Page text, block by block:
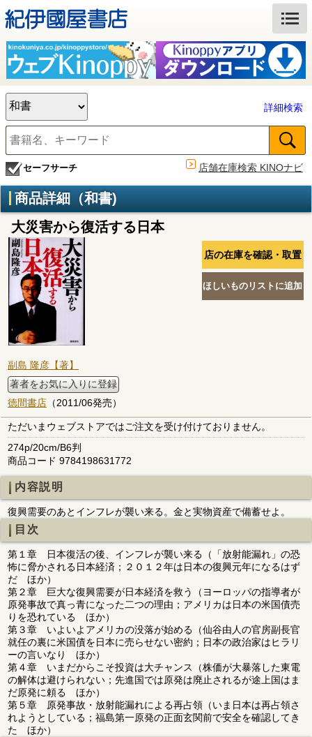
詳細検索
セーフサーチ 店舗在庫検索 KINOナビ
商品詳細（和書)
大災害から復活する日本
副島 隆彦【著】
著者をお気に入りに登録
徳間書店 （2011/06発売）
ただいまウェブストアではご注文を受け付けておりません。
274p/20cm/B6判
商品コード 9784198631772
内容説明
復興需要のあとインフレが襲い来る。金と実物資産で備蓄せよ。
目次
第１章 日本復活の後、インフレが襲い来る（「放射能漏れ」の恐
怖に脅かされる日本経済；２０１２年は日本の復興元年になるはず
だ ほか）
第２章 巨大な復興需要が日本経済を救う（ヨーロッパの指導者が
原発事故で真っ青になった二つの理由；アメリカは日本の米国債売
りを恐れている ほか）
第３章 いよいよアメリカの没落が始める（仙谷由人の官房副長官
就任の裏に米国債を日本に売らせない密約；日本の政治家はヒラリ
ーの言いなり ほか）
第４章 いまだからこそ投資は大チャンス（株価が大暴落した東電
の解体は避けられない；先進国では原発は廃止されるが途上国はま
だ原発に頼る ほか）
第５章 原発事故・放射能漏れによる再占領（いま日本は再占領さ
れようとしている；福島第一原発の正面玄関前で安全を確認してき
た ほか）